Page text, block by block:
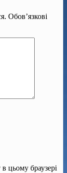
Обов’язкові
цьому браузері